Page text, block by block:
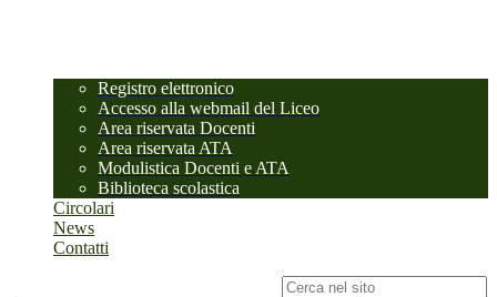
Registro elettronico
Accesso alla webmail del Liceo
Area riservata Docenti
Area riservata ATA
Modulistica Docenti e ATA
Biblioteca scolastica
Circolari
News
Contatti